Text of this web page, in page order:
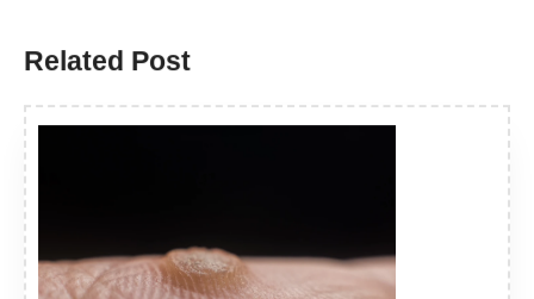
Related Post